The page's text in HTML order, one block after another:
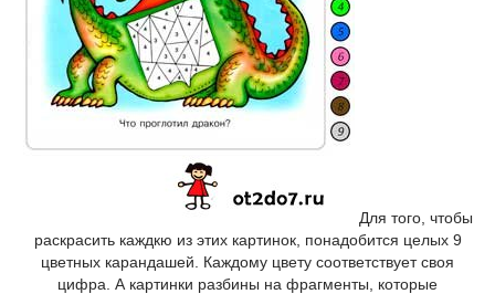
Для того, чтобы
раскрасить каждкю из этих картинок, понадобится целых 9
цветных карандашей. Каждому цвету соответствует своя
цифра. А картинки разбины на фрагменты, которые